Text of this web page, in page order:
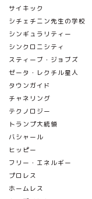
サイキック
シチェチニン先生の学校
シンギュラリティー
シンクロニシティ
スティーブ・ジョブズ
ゼータ・レクチル星人
タウンガイド
チャネリング
テクノロジー
トランプ大統領
バシャール
ヒッピー
フリー・エネルギー
プロレス
ホームレス